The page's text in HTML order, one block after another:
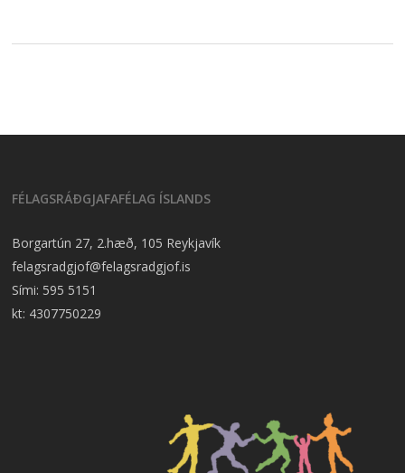
FÉLAGSRÁÐGJAFAFÉLAG ÍSLANDS
Borgartún 27, 2.hæð, 105 Reykjavík
felagsradgjof@felagsradgjof.is
Sími: 595 5151
kt: 4307750229